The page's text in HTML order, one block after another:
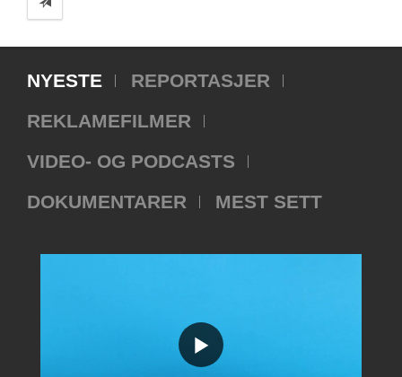
NYESTE
REPORTASJER
REKLAMEFILMER
VIDEO- OG PODCASTS
DOKUMENTARER
MEST SETT